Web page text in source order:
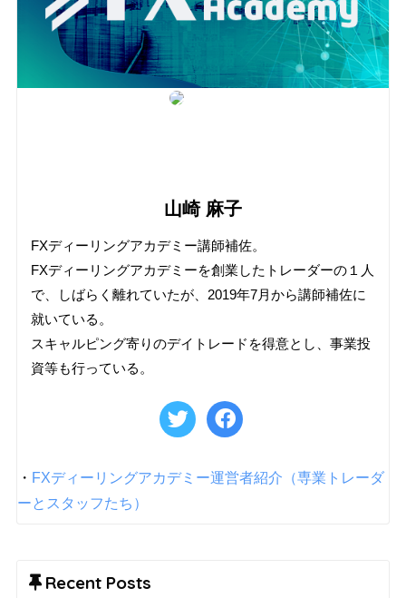
山崎 麻子
FXディーリングアカデミー講師補佐。
FXディーリングアカデミーを創業したトレーダーの１人
で、しばらく離れていたが、2019年7月から講師補佐に
就いている。
スキャルピング寄りのデイトレードを得意とし、事業投
資等も行っている。
・ FXディーリングアカデミー運営者紹介（専業トレーダ
ーとスタッフたち）
Recent Posts